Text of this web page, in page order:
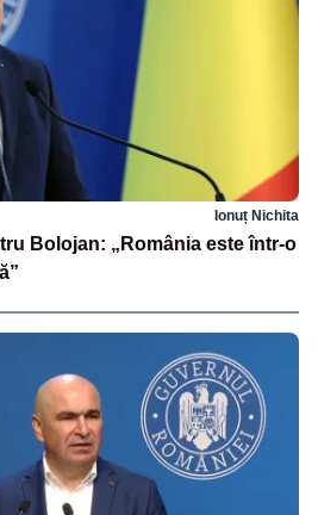
Ionuț Nichita
Bolojan: „România este într-o